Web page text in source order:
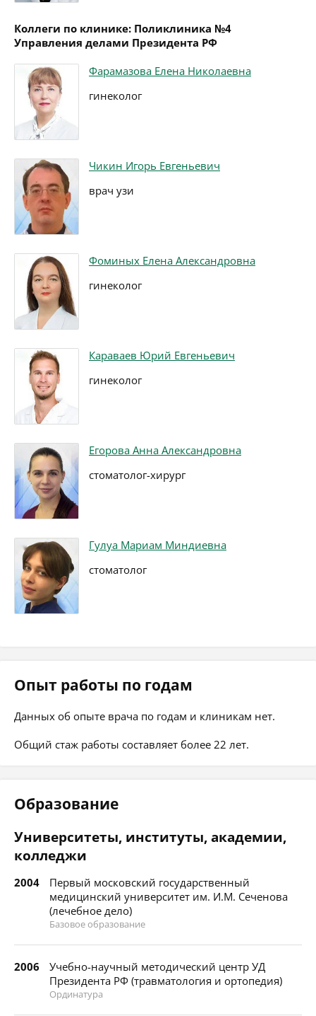
Коллеги по клинике: Поликлиника №4
Управления делами Президента РФ
Фарамазова Елена Николаевна
гинеколог
Чикин Игорь Евгеньевич
врач узи
Фоминых Елена Александровна
гинеколог
Караваев Юрий Евгеньевич
гинеколог
Егорова Анна Александровна
стоматолог-хирург
Гулуа Мариам Миндиевна
стоматолог
Опыт работы по годам
Данных об опыте врача по годам и клиникам нет.
Общий стаж работы составляет более 22 лет.
Образование
Университеты, институты, академии,
колледжи
2004
Первый московский государственный
медицинский университет им. И.М. Сеченова
(лечебное дело)
Базовое образование
2006
Учебно-научный методический центр УД
Президента РФ (травматология и ортопедия)
Ординатура